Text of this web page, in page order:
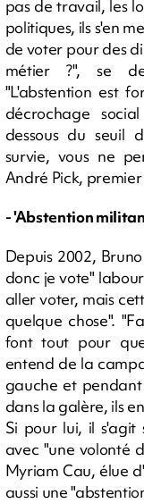
pas de travail, les
politiques, ils s'en
de voter pour des
métier ?", se
"L'abstention est
décrochage
dessous du seuil
survie, vous ne
André Pick,
- 'Abstention
Depuis 2002,
donc je vote"
aller voter, mais
quelque chose".
font tout pour
entend de la
gauche et
dans la galère, ils
Si pour lui, il s'agit
avec "une volonté
Myriam Cau, élue
aussi une